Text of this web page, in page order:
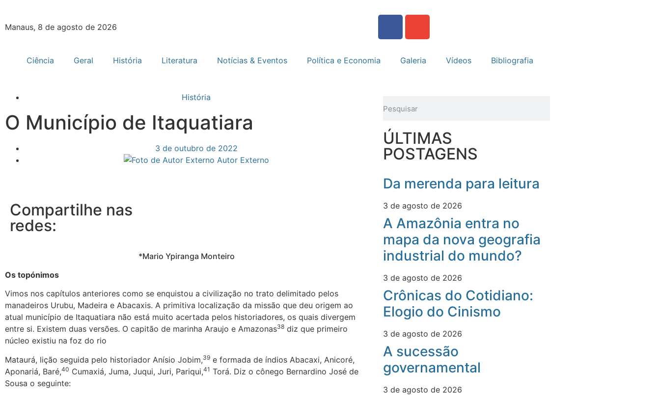
Manaus, 8 de agosto de 2026
Ciência Geral História Literatura Notícias & Eventos Política e Economia Galeria Vídeos Bibliografia
História
O Município de Itaquatiara
3 de outubro de 2022
Autor Externo
Compartilhe nas
redes:
*Mario Ypiranga Monteiro
Os topónimos
Vimos nos capítulos anteriores como se enquistou a civilização no trato delimitado pelos
manadeiros Urubu, Madeira e Abacaxis. A primitiva localização da missão que deu origem ao
atual município de Itaquatiara não está muito acertada pelos historiadores, os quais divergem
entre si. Existem duas versões. O capitão de marinha Araujo e Amazonas38 diz que primeiro
núcleo existiu na foz do rio
Mataurá, lição seguida pelo historiador Anísio Jobim,39 e formada de índios Abacaxi, Anicoré,
Aponariá, Baré,40 Cumaxiá, Juma, Juqui, Juri, Pariqui,41 Torá. Diz o cônego Bernardino José de
Sousa o seguinte:
ÚLTIMAS
POSTAGENS
Da merenda para leitura
3 de agosto de 2026
A Amazônia entra no
mapa da nova geografia
industrial do mundo?
3 de agosto de 2026
Crônicas do Cotidiano:
Elogio do Cinismo
3 de agosto de 2026
A sucessão
governamental
3 de agosto de 2026